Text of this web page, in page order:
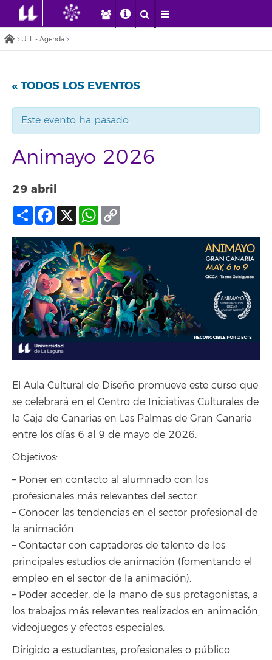
ULL - Agenda
« TODOS LOS EVENTOS
Este evento ha pasado.
Animayo 2026
29 abril
Compartir
Facebook
X WhatsApp
El Aula Cultural de Diseño promueve este curso que
se celebrará en el Centro de Iniciativas Culturales de
la Caja de Canarias en Las Palmas de Gran Canaria
entre los días 6 al 9 de mayo de 2026.
Objetivos:
– Poner en contacto al alumnado con los
profesionales más relevantes del sector.
– Conocer las tendencias en el sector profesional de
la animación.
– Contactar con captadores de talento de los
principales estudios de animación (fomentando el
empleo en el sector de la animación).
– Poder acceder, de la mano de sus protagonistas, a
los trabajos más relevantes realizados en animación,
videojuegos y efectos especiales.
Dirigido a estudiantes, profesionales o público